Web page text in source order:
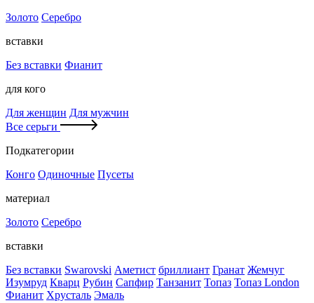
Золото Серебро
вставки
Без вставки Фианит
для кого
Для женщин Для мужчин
Все серьги
Подкатегории
Конго Одиночные Пусеты
материал
Золото Серебро
вставки
Без вставки Swarovski Аметист бриллиант Гранат Жемчуг
Изумруд Кварц Рубин Сапфир Танзанит Топаз Топаз London
Фианит Хрусталь Эмаль